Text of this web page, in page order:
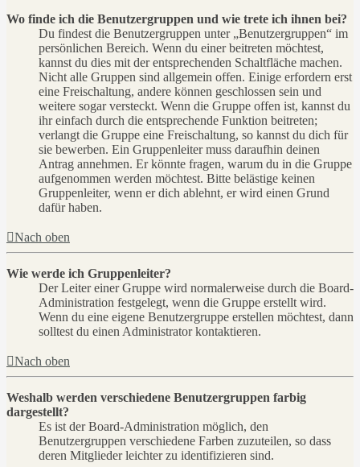
Wo finde ich die Benutzergruppen und wie trete ich ihnen bei?
Du findest die Benutzergruppen unter „Benutzergruppen“ im
persönlichen Bereich. Wenn du einer beitreten möchtest,
kannst du dies mit der entsprechenden Schaltfläche machen.
Nicht alle Gruppen sind allgemein offen. Einige erfordern erst
eine Freischaltung, andere können geschlossen sein und
weitere sogar versteckt. Wenn die Gruppe offen ist, kannst du
ihr einfach durch die entsprechende Funktion beitreten;
verlangt die Gruppe eine Freischaltung, so kannst du dich für
sie bewerben. Ein Gruppenleiter muss daraufhin deinen
Antrag annehmen. Er könnte fragen, warum du in die Gruppe
aufgenommen werden möchtest. Bitte belästige keinen
Gruppenleiter, wenn er dich ablehnt, er wird einen Grund
dafür haben.
Nach oben
Wie werde ich Gruppenleiter?
Der Leiter einer Gruppe wird normalerweise durch die Board-
Administration festgelegt, wenn die Gruppe erstellt wird.
Wenn du eine eigene Benutzergruppe erstellen möchtest, dann
solltest du einen Administrator kontaktieren.
Nach oben
Weshalb werden verschiedene Benutzergruppen farbig
dargestellt?
Es ist der Board-Administration möglich, den
Benutzergruppen verschiedene Farben zuzuteilen, so dass
deren Mitglieder leichter zu identifizieren sind.